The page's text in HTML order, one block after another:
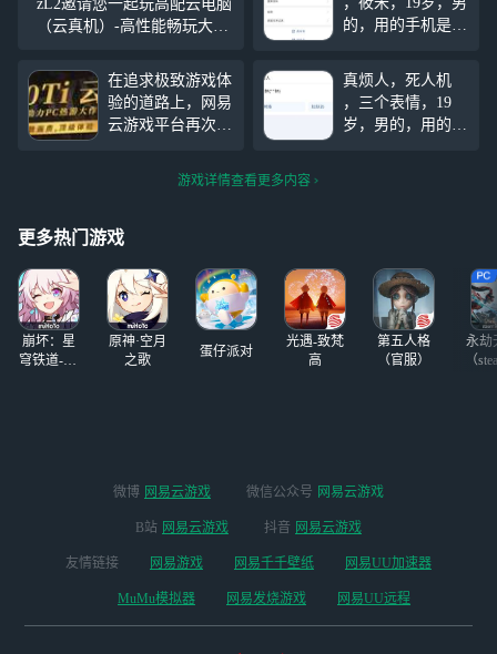
zL2邀请您一起玩高配云电脑
（云真机）-高性能畅玩大作
我，来网易云游戏一起玩吧~
https://cg.163.com?page=live&
u
的，用的手机是vi
多块钱，拼多多上
面买的，真的是笑
死了，天天就知道
打游戏，他的stea
在追求极致游戏体
验的道路上，网易
云游戏平台再次迈
宣布即将推出搭载
顶级NVIDIA GeFo
卡的云电脑服务，
所未有的沉浸式游
戏享受。
真烦人，死人机
，三个表情，19
岁，男的，用的手
个游戏，天天只会
玩别人的steam账
号，
游戏详情查看更多内容
更多热门游戏
崩坏：星
穹铁道-4.4
原神·空月
之歌
蛋仔派对
光遇-致梵
高
第五人格
（官服）
永劫
（
微博 网易云游戏 微信公众号 网易云游戏
B站 网易云游戏 抖音 网易云游戏
友情链接 网易游戏 网易千千壁纸 网易UU加速器
MuMu模拟器 网易发烧游戏 网易UU远程